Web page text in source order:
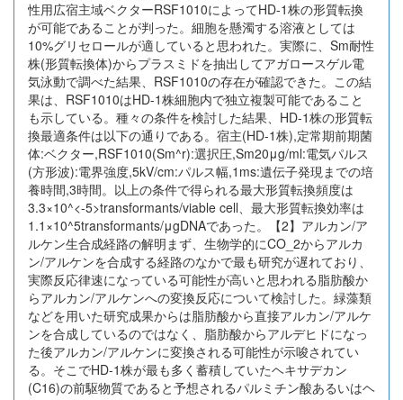
性用広宿主域ベクターRSF1010によってHD-1株の形質転換
が可能であることが判った。細胞を懸濁する溶液としては
10%グリセロールが適していると思われた。実際に、Sm耐性
株(形質転換体)からプラスミドを抽出してアガロースゲル電
気泳動で調べた結果、RSF1010の存在が確認できた。この結
果は、RSF1010はHD-1株細胞内で独立複製可能であること
も示している。種々の条件を検討した結果、HD-1株の形質転
換最適条件は以下の通りである。宿主(HD-1株),定常期前期菌
体:ベクター,RSF1010(Sm^r):選択圧,Sm20μg/ml:電気パルス
(方形波):電界強度,5kV/cm:パルス幅,1ms:遺伝子発現までの培
養時間,3時間。以上の条件で得られる最大形質転換頻度は
3.3×10^<-5>transformants/viable cell、最大形質転換効率は
1.1×10^5transformants/μgDNAであった。【2】アルカン/ア
ルケン生合成経路の解明まず、生物学的にCO_2からアルカ
ン/アルケンを合成する経路のなかで最も研究が遅れており、
実際反応律速になっている可能性が高いと思われる脂肪酸か
らアルカン/アルケンへの変換反応について検討した。緑藻類
などを用いた研究成果からは脂肪酸から直接アルカン/アルケ
ンを合成しているのではなく、脂肪酸からアルデヒドになっ
た後アルカン/アルケンに変換される可能性が示唆されてい
る。そこでHD-1株が最も多く蓄積していたヘキサデカン
(C16)の前駆物質であると予想されるパルミチン酸あるいはヘ